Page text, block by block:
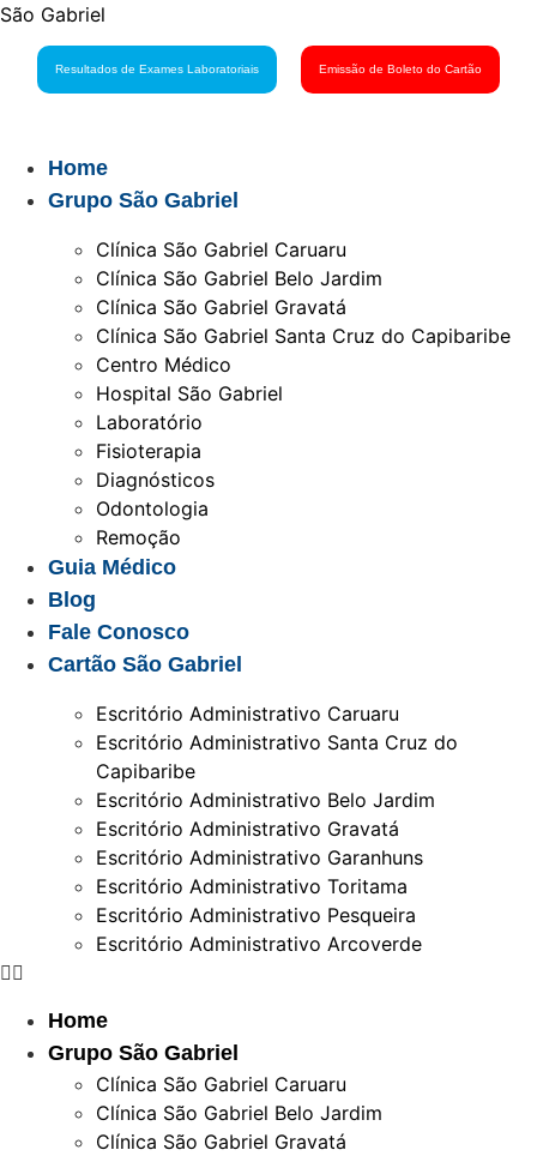
São Gabriel
Resultados de Exames Laboratoriais Emissão de Boleto do Cartão
Home
Grupo São Gabriel
Clínica São Gabriel Caruaru
Clínica São Gabriel Belo Jardim
Clínica São Gabriel Gravatá
Clínica São Gabriel Santa Cruz do Capibaribe
Centro Médico
Hospital São Gabriel
Laboratório
Fisioterapia
Diagnósticos
Odontologia
Remoção
Guia Médico
Blog
Fale Conosco
Cartão São Gabriel
Escritório Administrativo Caruaru
Escritório Administrativo Santa Cruz do
Capibaribe
Escritório Administrativo Belo Jardim
Escritório Administrativo Gravatá
Escritório Administrativo Garanhuns
Escritório Administrativo Toritama
Escritório Administrativo Pesqueira
Escritório Administrativo Arcoverde
Home
Grupo São Gabriel
Clínica São Gabriel Caruaru
Clínica São Gabriel Belo Jardim
Clínica São Gabriel Gravatá